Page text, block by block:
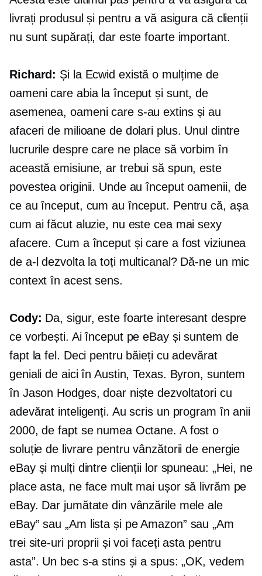
livrați produsul și pentru a vă asigura că clienții
nu sunt supărați, dar este foarte important.
Richard: Și la Ecwid există o mulțime de
oameni care abia la început și sunt, de
asemenea, oameni care s-au extins și au
afaceri de milioane de dolari plus. Unul dintre
lucrurile despre care ne place să vorbim în
această emisiune, ar trebui să spun, este
povestea originii. Unde au început oamenii, de
ce au început, cum au început. Pentru că, așa
cum ai făcut aluzie, nu este cea mai sexy
afacere. Cum a început și care a fost viziunea
de a-l dezvolta la toți multicanal?Dă-ne un mic
context în acest sens.
Cody: Da, sigur, este foarte interesant despre
ce vorbești. Ai început pe eBay și suntem de
fapt la fel. Deci pentru băieți cu adevărat
geniali de aici în Austin, Texas. Byron, suntem
în Jason Hodges, doar niște dezvoltatori cu
adevărat inteligenți. Au scris un program în anii
2000, de fapt se numea Octane. A fost o
soluție de livrare pentru vânzătorii de energie
eBay și mulți dintre clienții lor spuneau: „Hei, ne
place asta, ne face mult mai ușor să livrăm pe
eBay. Dar jumătate din vânzările mele ale
eBay” sau „Am lista și pe Amazon” sau „Am
trei site-uri proprii și voi faceți asta pentru
asta”. Un bec s-a stins și a spus: „OK, vedem